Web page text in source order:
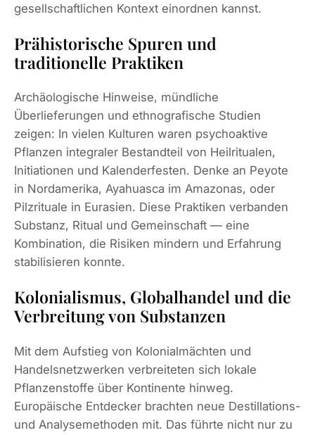
gesellschaftlichen Kontext einordnen kannst.
Prähistorische Spuren und
traditionelle Praktiken
Archäologische Hinweise, mündliche
Überlieferungen und ethnografische Studien
zeigen: In vielen Kulturen waren psychoaktive
Pflanzen integraler Bestandteil von Heilritualen,
Initiationen und Kalenderfesten. Denke an Peyote
in Nordamerika, Ayahuasca im Amazonas, oder
Pilzrituale in Eurasien. Diese Praktiken verbanden
Substanz, Ritual und Gemeinschaft — eine
Kombination, die Risiken mindern und Erfahrung
stabilisieren konnte.
Kolonialismus, Globalhandel und die
Verbreitung von Substanzen
Mit dem Aufstieg von Kolonialmächten und
Handelsnetzwerken verbreiteten sich lokale
Pflanzenstoffe über Kontinente hinweg.
Europäische Entdecker brachten neue Destillations-
und Analysemethoden mit. Das führte nicht nur zu